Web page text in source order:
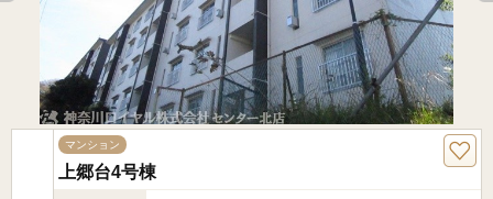
マンション
上郷台4号棟